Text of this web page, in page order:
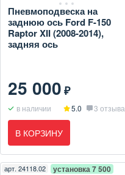
Пневмоподвеска на
заднюю ось Ford F-150
Raptor XII (2008-2014),
задняя ось
25 000₽
в наличии 5.0 3 отзыва
В КОРЗИНУ
арт. 24118.02 установка 7 500